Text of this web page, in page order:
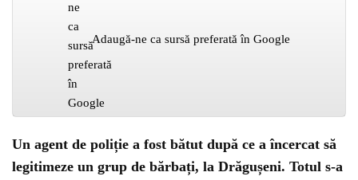
Adaugă-ne ca sursă preferată în Google
Un agent de poliție a fost bătut după ce a încercat să
legitimeze un grup de bărbați, la Drăgușeni. Totul s-a